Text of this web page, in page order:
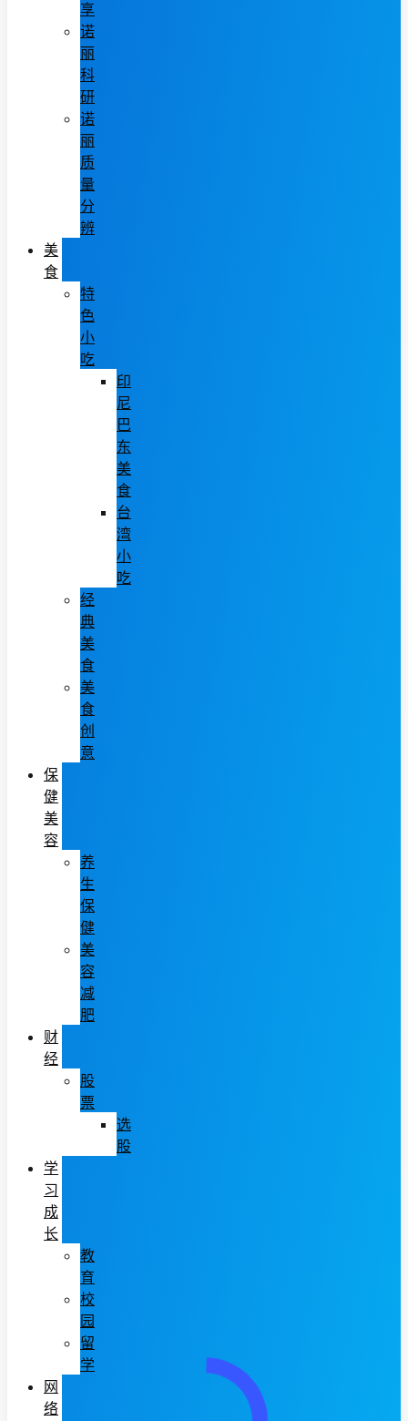
享
诺
丽
科
研
诺
丽
质
量
分
辨
美
食
特
色
小
吃
印
尼
巴
东
美
食
台
湾
小
吃
经
典
美
食
美
食
创
意
保
健
美
容
养
生
保
健
美
容
减
肥
财
经
股
票
选
股
学
习
成
长
教
育
校
园
留
学
网
络